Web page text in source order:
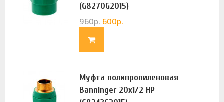
(G8270G2015)
960р. 600р.
Муфта полипропиленовая
Banninger 20х1/2 НР